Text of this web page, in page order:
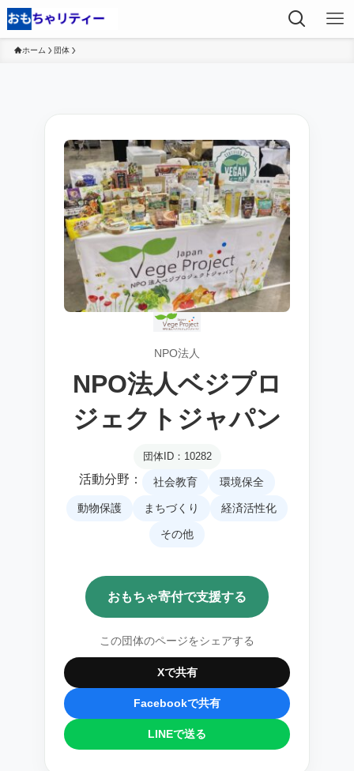
ホーム 団体
NPO法人
NPO法人ベジプロ
ジェクトジャパン
団体ID：10282
活動分野： 社会教育 環境保全
動物保護 まちづくり 経済活性化
その他
おもちゃ寄付で支援する
この団体のページをシェアする
Xで共有
Facebookで共有
LINEで送る